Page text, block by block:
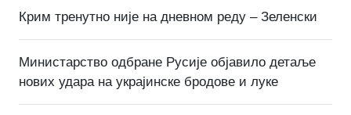
Крим тренутно није на дневном реду – Зеленски
Министарство одбране Русије објавило детаље
нових удара на украјинске бродове и луке